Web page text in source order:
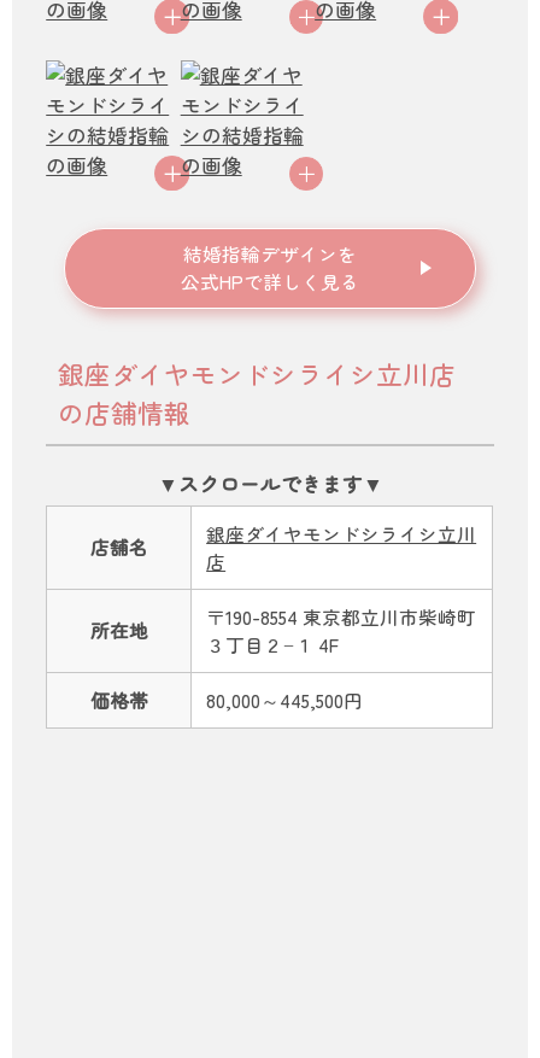
結婚指輪デザインを
公式HPで詳しく見る
銀座ダイヤモンドシライシ立川店
の店舗情報
店舗名
銀座ダイヤモンドシライシ立川
店
所在地
〒190-8554 東京都立川市柴崎町
３丁目２−１ 4F
価格帯 80,000～445,500円